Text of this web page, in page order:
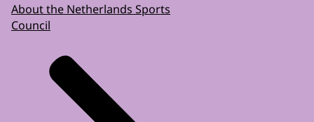
About the Netherlands Sports
Council